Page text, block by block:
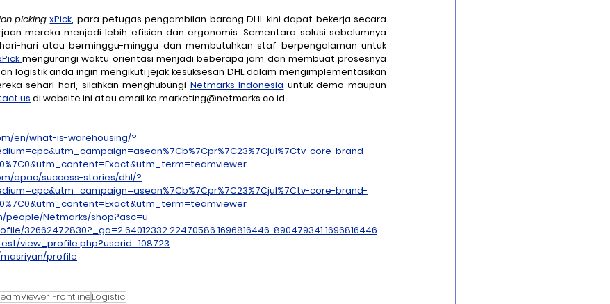
picking xPick,
mereka menjadi lebih efisien dan ergonomis. Sementara solusi sebelumnya
hari atau berminggu-minggu dan membutuhkan staf berpengalaman untuk
mengurangi waktu orientasi menjadi beberapa jam dan membuat prosesnya
sehari-hari, silahkan menghubungi Netmarks Indonesia untuk demo maupun
us di website ini atau email ke marketing@netmarks.co.id
en/what-is-warehousing/?
core-brand-
apac/success-stories/dhl/?
core-brand-
Netmarks/shop?asc=u
32662472830?_ga=2.64012332.22470586.1696816446-890479341.1696816446
view_profile.php?userid=108723
profile
FrontlineLogistic